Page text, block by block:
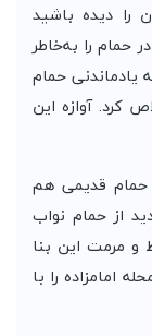
را دیده باشید
حمام را به‌خاطر
یادماندنی حمام
کرد. آوازه این
حمام قدیمی هم
از حمام نواب
و مرمت این بنا
امامزاده را با